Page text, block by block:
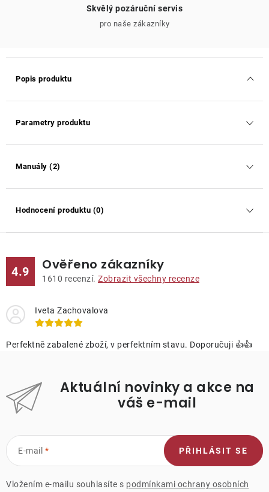
Skvělý pozáruční servis
pro naše zákazníky
Popis produktu
Parametry produktu
Manuály (2)
Hodnocení produktu (0)
4.9 Ověřeno zákazníky
1610 recenzí. Zobrazit všechny recenze
Iveta Zachovalova
Perfektně zabalené zboží, v perfektním stavu. Doporučuji 👍👍
Aktuální novinky a akce na
váš e-mail
E-mail
Vložením e-mailu souhlasíte s podmínkami ochrany osobních
PŘIHLÁSIT SE